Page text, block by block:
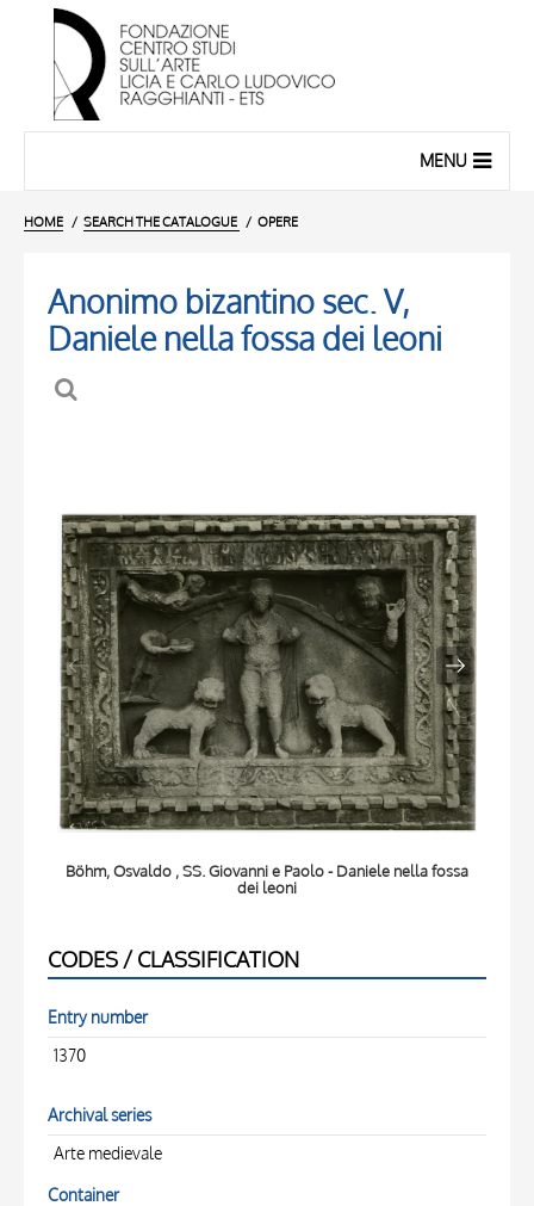
MENU
HOME SEARCH THE CATALOGUE OPERE
Anonimo bizantino sec. V,
Daniele nella fossa dei leoni
Böhm, Osvaldo , SS. Giovanni e Paolo - Daniele nella fossa
dei leoni
CODES / CLASSIFICATION
Entry number
1370
Archival series
Arte medievale
Container